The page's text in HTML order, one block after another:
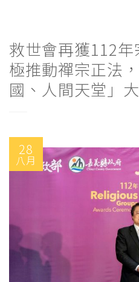
救世會再獲112
極推動禪宗正法
國、人間天堂」
28
八月